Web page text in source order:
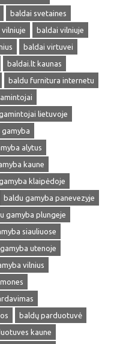
baldai svetaines
vilniuje
baldai vilniuje
baldai virtuvei
baldai.lt kaunas
baldu furnitura internetu
lietuvoje
gamyba
alytus
kaune
klaipėdoje
baldu gamyba panevezyje
gamyba plungeje
siauliuose
utenoje
vilnius
baldų parduotuvė
kaune